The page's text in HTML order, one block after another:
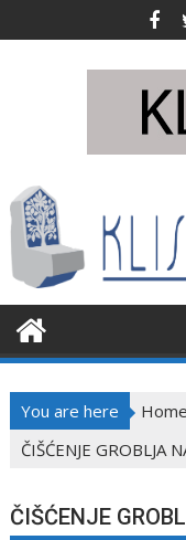
to
You are here Home
ČIŠĆENJE GROBLJA
ČIŠĆENJE